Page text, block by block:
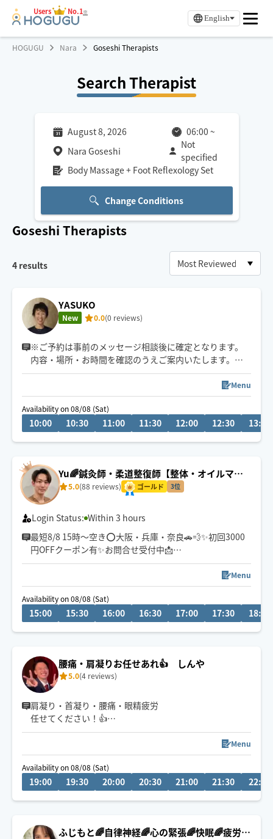
Users No.1※
English
HOGUGU Nara Goseshi Therapists
Search Therapist
August 8, 2026 06:00 ~
Nara Goseshi
Not
specified
Body Massage + Foot Reflexology Set
Change Conditions
Goseshi Therapists
4 results
YASUKO
New 0.0(0 reviews)
※ご予約は事前のメッセージ相談後に確定となります。
内容・場所・お時間を確認のうえご案内いたします。
女性専用。
ゆっくり丁寧に、今のお身体に合わせた施術を心がけて
います。強さの調整もお気軽にお伝えください。
Menu
Availability on 08/08 (Sat)
10:00 10:30 11:00 11:30 12:00 12:30 13:00
Yu🌈鍼灸師・柔道整復師【整体・オイルマッ
サージ・フット】
5.0(88 reviews) ゴールド 3位
Login Status: Within 3 hours
最短8/8 15時〜空き⭕️大阪・兵庫・奈良🚗💨✨初回3000
円OFFクーポン有✨お問合せ受付中📩
チャットからもお気軽にお声掛けください。施術中は遅
くなる場合ございますが、必ず返信致します💬
医学知識を基にお一人お一人丁寧に施術させて頂きま
Menu
Availability on 08/08 (Sat)
15:00 15:30 16:00 16:30 17:00 17:30 18:00
腰痛・肩凝りお任せあれ👍 しんや
5.0(4 reviews)
肩凝り・首凝り・腰痛・眼精疲労
任せてください！👍
仕事で疲れたあなたの身体を弱圧から強圧まで！希望の
圧加減に合わせて最高のひと時をご提供いたいます🙇‍♂️
Menu
Availability on 08/08 (Sat)
19:00 19:30 20:00 20:30 21:00 21:30 22:00
ふじもと🌈自律神経🌈心の緊張🌈快眠🌈疲労回